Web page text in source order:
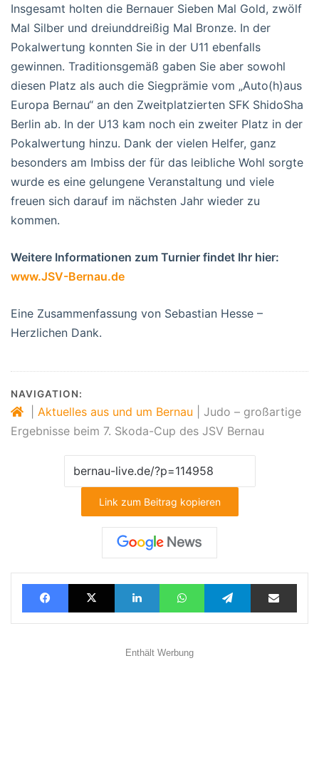
Insgesamt holten die Bernauer Sieben Mal Gold, zwölf
Mal Silber und dreiunddreißig Mal Bronze. In der
Pokalwertung konnten Sie in der U11 ebenfalls
gewinnen. Traditionsgemäß gaben Sie aber sowohl
diesen Platz als auch die Siegprämie vom „Auto(h)aus
Europa Bernau“ an den Zweitplatzierten SFK ShidoSha
Berlin ab. In der U13 kam noch ein zweiter Platz in der
Pokalwertung hinzu. Dank der vielen Helfer, ganz
besonders am Imbiss der für das leibliche Wohl sorgte
wurde es eine gelungene Veranstaltung und viele
freuen sich darauf im nächsten Jahr wieder zu
kommen.
Weitere Informationen zum Turnier findet Ihr hier:
www.JSV-Bernau.de
Eine Zusammenfassung von Sebastian Hesse –
Herzlichen Dank.
NAVIGATION:
Aktuelles aus und um Bernau
Judo – großartige
Ergebnisse beim 7. Skoda-Cup des JSV Bernau
Link zum Beitrag kopieren
FacebookX LinkedInWhatsAppTelegramTeilen via E-Mail
Enthält Werbung